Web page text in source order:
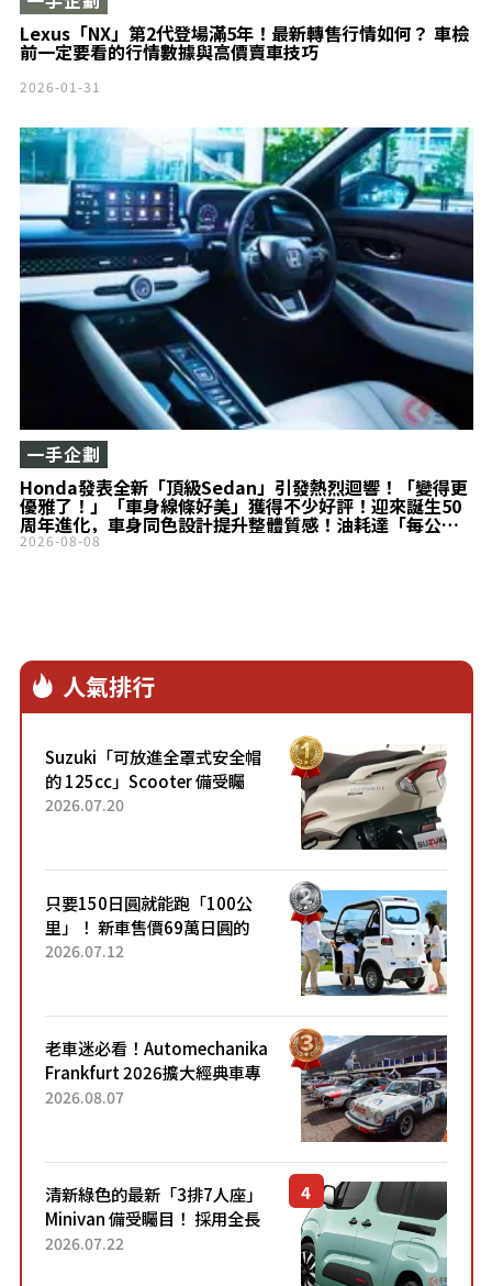
Lexus「NX」第2代登場滿5年！最新轉售行情如何？ 車檢
前一定要看的行情數據與高價賣車技巧
2026-01-31
Honda發表全新「頂級Sedan」引發熱烈迴響！「變得更
優雅了！」「車身線條好美」獲得不少好評！迎來誕生50
周年進化，車身同色設計提升整體質感！油耗達「每公升
23.8km」的「Accord」備受矚目！
一手企劃
2026-08-08
人氣排行
Suzuki「可放進全罩式安全帽
的 125cc」Scooter 備受矚
目！採用全新流線設計與各項
2026.07.20
只要150日圓就能跑「100公
里」！ 新車售價69萬日圓的
「3人座」Trike大受歡迎！ 順
2026.07.12
老車迷必看！Automechanika
Frankfurt 2026擴大經典車專
區 1954年珍稀古董車現場修復
2026.08.07
清新綠色的最新「3排7人座」
Minivan 備受矚目！ 採用全長
4.7公尺剛剛好的車身尺寸與
2026.07.22